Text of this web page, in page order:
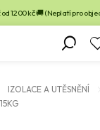
1200 kč 🚚 (Neplatí pro
IZOLACE A UTĚSNĚNÍ